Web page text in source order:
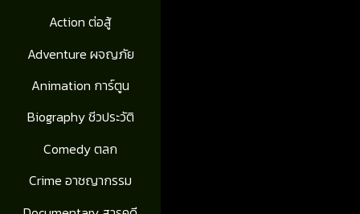
Action ต่อสู้
Adventure ผจญภัย
Animation การ์ตูน
Biography ชีวประวัติ
Comedy ตลก
Crime อาชญากรรม